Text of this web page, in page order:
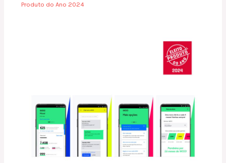
Produto do Ano 2024